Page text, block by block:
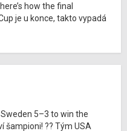
how the final
je u konce, takto vypadá
5–3 to win the
šampioni! ?? Tým USA